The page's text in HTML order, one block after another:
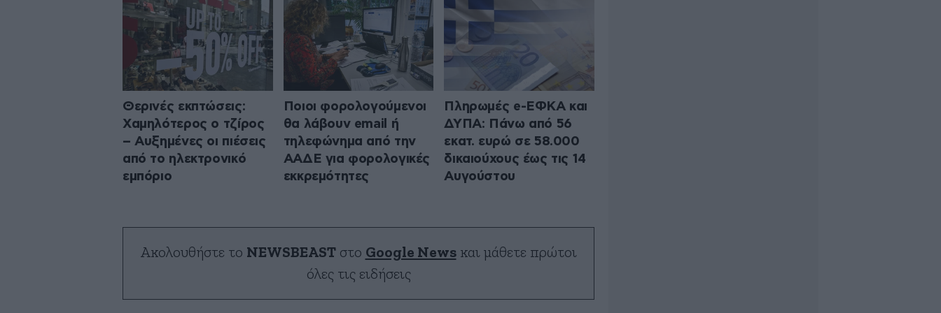
Θερινές εκπτώσεις:
Χαμηλότερος ο τζίρος
– Αυξημένες οι πιέσεις
από το ηλεκτρονικό
εμπόριο
Ποιοι φορολογούμενοι
θα λάβουν email ή
τηλεφώνημα από την
ΑΑΔΕ για φορολογικές
εκκρεμότητες
Πληρωμές e-ΕΦΚΑ και
ΔΥΠΑ: Πάνω από 56
εκατ. ευρώ σε 58.000
δικαιούχους έως τις 14
Αυγούστου
Ακολουθήστε το NEWSBEASTστο Google Newsκαι μάθετε πρώτοι
όλες τις ειδήσεις